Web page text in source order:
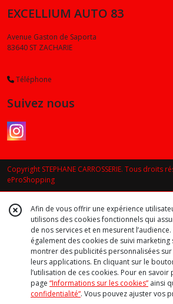
les
EXCELLIUM AUTO 83
Avenue Gaston de Saporta
83640 ST ZACHARIE
Téléphone
Suivez nous
Copyright STEPHANE CARROSSERIE. Tous droits
eProShopping
Afin de vous offrir une expérience
utilisons des cookies fonctionnels qui
de nos services et en mesurent
également des cookies de suivi
montrer des publicités personnalisées sur
leurs applications. En cliquant sur le
l’utilisation de ces cookies. Pour en
page “Informations sur les cookies” ainsi
confidentialité“. Vous pouvez ajuster vos